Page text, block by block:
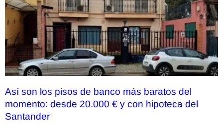
Así son los pisos de banco más baratos del
momento: desde 20.000 € y con hipoteca del
Santander